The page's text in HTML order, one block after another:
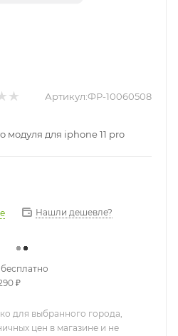
Артикул:ФР-10060508
модуля для iphone 11 pro
Нашли дешевле?
₽
для выбранного города,
цен в магазине и не